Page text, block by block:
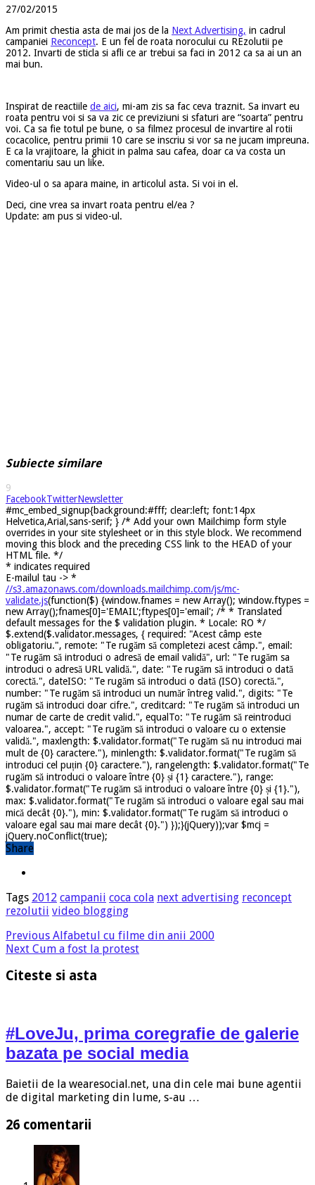
27/02/2015
Am primit chestia asta de mai jos de la Next Advertising, in cadrul
campaniei Reconcept. E un fel de roata norocului cu REzolutii pe
2012. Invarti de sticla si afli ce ar trebui sa faci in 2012 ca sa ai un an
mai bun.
Inspirat de reactiile de aici, mi-am zis sa fac ceva traznit. Sa invart eu
roata pentru voi si sa va zic ce previziuni si sfaturi are “soarta” pentru
voi. Ca sa fie totul pe bune, o sa filmez procesul de invartire al rotii
cocacolice, pentru primii 10 care se inscriu si vor sa ne jucam impreuna.
E ca la vrajitoare, la ghicit in palma sau cafea, doar ca va costa un
comentariu sau un like.
Video-ul o sa apara maine, in articolul asta. Si voi in el.
Deci, cine vrea sa invart roata pentru el/ea ?
Update: am pus si video-ul.
Subiecte similare
9
FacebookTwitterNewsletter
#mc_embed_signup{background:#fff; clear:left; font:14px
Helvetica,Arial,sans-serif; } /* Add your own Mailchimp form style
overrides in your site stylesheet or in this style block. We recommend
moving this block and the preceding CSS link to the HEAD of your
HTML file. */
* indicates required
E-mailul tau -> *
//s3.amazonaws.com/downloads.mailchimp.com/js/mc-
validate.js(function($) {window.fnames = new Array(); window.ftypes =
new Array();fnames[0]='EMAIL';ftypes[0]='email'; /* * Translated
default messages for the $ validation plugin. * Locale: RO */
$.extend($.validator.messages, { required: "Acest câmp este
obligatoriu.", remote: "Te rugăm să completezi acest câmp.", email:
"Te rugăm să introduci o adresă de email validă", url: "Te rugăm sa
introduci o adresă URL validă.", date: "Te rugăm să introduci o dată
corectă.", dateISO: "Te rugăm să introduci o dată (ISO) corectă.",
number: "Te rugăm să introduci un număr întreg valid.", digits: "Te
rugăm să introduci doar cifre.", creditcard: "Te rugăm să introduci un
numar de carte de credit valid.", equalTo: "Te rugăm să reintroduci
valoarea.", accept: "Te rugăm să introduci o valoare cu o extensie
validă.", maxlength: $.validator.format("Te rugăm să nu introduci mai
mult de {0} caractere."), minlength: $.validator.format("Te rugăm să
introduci cel puțin {0} caractere."), rangelength: $.validator.format("Te
rugăm să introduci o valoare între {0} și {1} caractere."), range:
$.validator.format("Te rugăm să introduci o valoare între {0} și {1}."),
max: $.validator.format("Te rugăm să introduci o valoare egal sau mai
mică decât {0}."), min: $.validator.format("Te rugăm să introduci o
valoare egal sau mai mare decât {0}.") });}(jQuery));var $mcj =
jQuery.noConflict(true);
Share
Tags 2012 campanii coca cola next advertising reconcept
rezolutii video blogging
Previous Alfabetul cu filme din anii 2000
Next Cum a fost la protest
Citeste si asta
#LoveJu, prima coregrafie de galerie
bazata pe social media
Baietii de la wearesocial.net, una din cele mai bune agentii
de digital marketing din lume, s-au …
26 comentarii